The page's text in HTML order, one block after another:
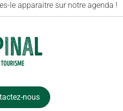
le apparaitre sur notre agenda !
nous